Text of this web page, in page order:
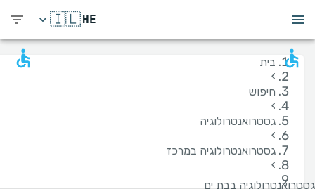
HE
🇮🇱
בית
›
חיפוש
›
גסטרואנטרולוגיה
›
גסטרואנטרולוגיה במרכז
›
גסטרואנטרולוגיה בבת ים